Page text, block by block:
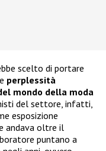
scelto di portare
perplessità
mondo della moda
del settore, infatti,
esposizione
andava oltre il
puntano a